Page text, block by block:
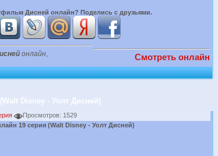
Дисней онлайн? Поделись с друзьями.
онлайн,
Смотреть онлайн
Disney - Уолт Дисней)
Просмотров: 1529
19 серия (Walt Disney - Уолт Дисней)